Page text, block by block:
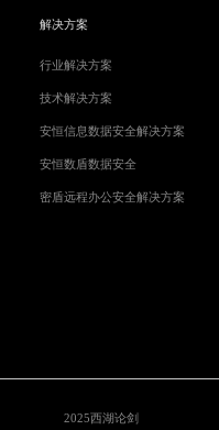
解决方案
行业解决方案
技术解决方案
安恒信息数据安全解决方案
安恒数盾数据安全
密盾远程办公安全解决方案
2025西湖论剑